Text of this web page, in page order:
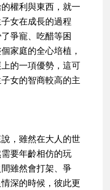
權利與東西，就一
女在成長的過程
爭寵、吃醋等困
家庭的全心培植，
的一項優勢 ，這可
女的智商較高的主
，雖然在大人的世
要年齡相仿的玩
雖然會打架、爭
深的時候，彼此更